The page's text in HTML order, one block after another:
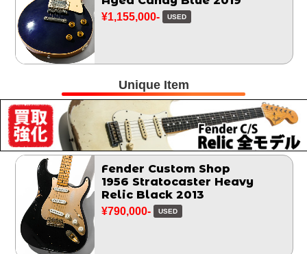
¥1,155,000- USED
Unique Item
Fender Custom Shop
1956 Stratocaster Heavy
Relic Black 2013
¥790,000- USED